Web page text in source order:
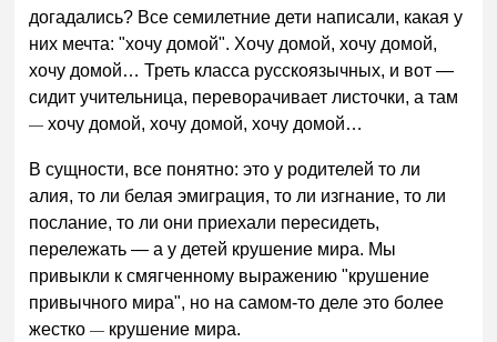
догадались? Все семилетние дети написали, какая у
них мечта: "хочу домой". Хочу домой, хочу домой,
хочу домой… Треть класса русскоязычных, и вот —
сидит учительница, переворачивает листочки, а там
— хочу домой, хочу домой, хочу домой…
В сущности, все понятно: это у родителей то ли
алия, то ли белая эмиграция, то ли изгнание, то ли
послание, то ли они приехали пересидеть,
перележать — а у детей крушение мира. Мы
привыкли к смягченному выражению "крушение
привычного мира", но на самом-то деле это более
жестко— крушение мира.